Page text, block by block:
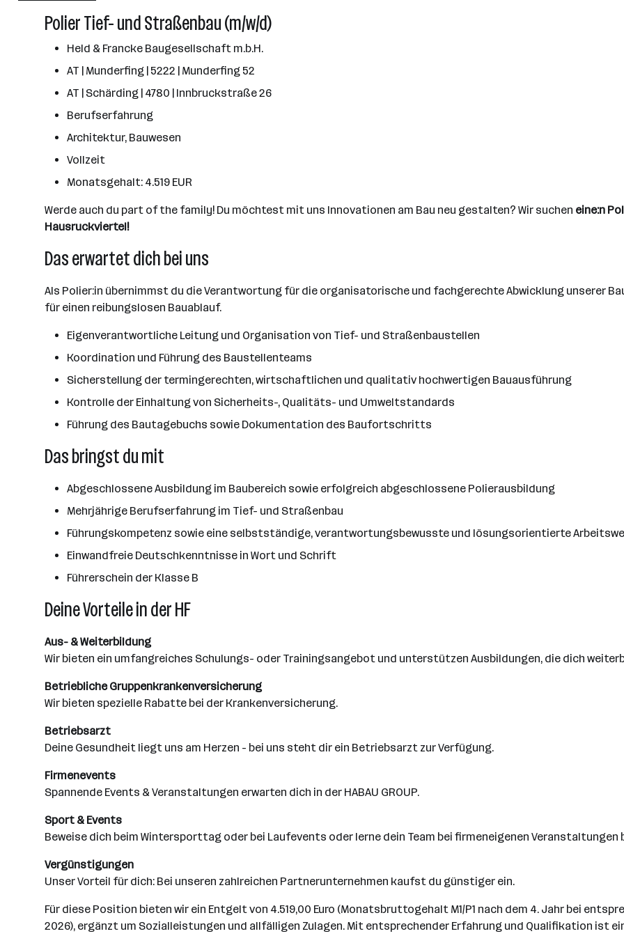
LinzPolier Tief- und Straßenbau (m/w/d)
Held & Francke Baugesellschaft m.b.H.
AT | Munderfing | 5222 | Munderfing 52
AT | Schärding | 4780 | Innbruckstraße 26
Berufserfahrung
Architektur, Bauwesen
Vollzeit
Monatsgehalt: 4.519 EUR
Werde auch du part of the family! Du möchtest mit uns Innovationen am Bau neu gestalten? Wir suchen eine:n
Hausruckviertel!
Das erwartet dich bei uns
Als Polier:in übernimmst du die Verantwortung für die organisatorische und fachgerechte Abwicklung unserer
für einen reibungslosen Bauablauf.
Eigenverantwortliche Leitung und Organisation von Tief- und Straßenbaustellen
Koordination und Führung des Baustellenteams
Sicherstellung der termingerechten, wirtschaftlichen und qualitativ hochwertigen Bauausführung
Kontrolle der Einhaltung von Sicherheits-, Qualitäts- und Umweltstandards
Führung des Bautagebuchs sowie Dokumentation des Baufortschritts
Das bringst du mit
Abgeschlossene Ausbildung im Baubereich sowie erfolgreich abgeschlossene Polierausbildung
Mehrjährige Berufserfahrung im Tief- und Straßenbau
Führungskompetenz sowie eine selbstständige, verantwortungsbewusste und lösungsorientierte
Einwandfreie Deutschkenntnisse in Wort und Schrift
Führerschein der Klasse B
Deine Vorteile in der HF
Aus- & Weiterbildung
Wir bieten ein umfangreiches Schulungs- oder Trainingsangebot und unterstützen Ausbildungen, die dich
Betriebliche Gruppenkrankenversicherung
Wir bieten spezielle Rabatte bei der Krankenversicherung.
Betriebsarzt
Deine Gesundheit liegt uns am Herzen - bei uns steht dir ein Betriebsarzt zur Verfügung.
Firmenevents
Spannende Events & Veranstaltungen erwarten dich in der HABAU GROUP.
Sport & Events
Beweise dich beim Wintersporttag oder bei Laufevents oder lerne dein Team bei firmeneigenen Veranstaltungen
Vergünstigungen
Unser Vorteil für dich: Bei unseren zahlreichen Partnerunternehmen kaufst du günstiger ein.
Für diese Position bieten wir ein Entgelt von 4.519,00 Euro (Monatsbruttogehalt M1/P1 nach dem 4. Jahr bei
2026), ergänzt um Sozialleistungen und allfälligen Zulagen. Mit entsprechender Erfahrung und Qualifikation ist